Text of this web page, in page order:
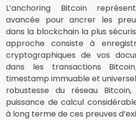
L’anchoring Bitcoin
avancée pour ancrer les
dans la blockchain la plus
approche consiste à
cryptographiques de vos
dans les transactions
timestamp immuable et
robustesse du réseau
puissance de calcul
à long terme de ces preuves